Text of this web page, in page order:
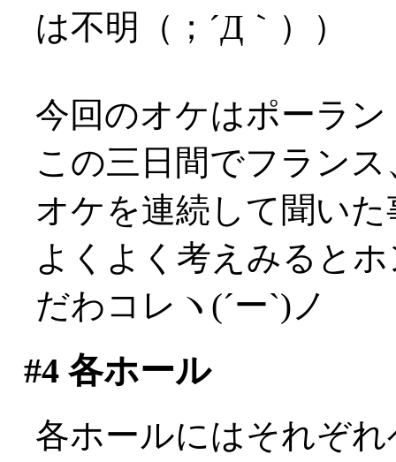
は不明（；´Д｀））
今回のオケはポーラ
この三日間でフラン
オケを連続して聞い
よくよく考えみると
だわコレヽ(´ー`)ノ
#4各ホール
各ホールにはそれぞ